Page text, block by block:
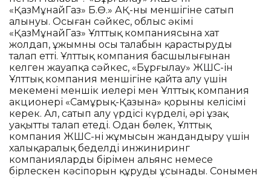
«ҚазМұнайГаз» Б.Ө.» АҚ-ның меншігіне сатып
алынуы. Осыған сәйкес, облыс әкімі
«ҚазМұнайГаз» Ұлттық компаниясына хат
жолдап, ұжымның осы талабын қарастыруды
талап етті. Ұлттық компания басшылығынан
келген жауапқа сәйкес, «Бұрғылау» ЖШС-ін
Ұлттық компания меншігіне қайта алу үшін
мекеменің меншік иелері мен Ұлттық компания
акционері «Самұрық-Қазына» қорының келісімі
керек. Ал, сатып алу үрдісі күрделі, әрі ұзақ
уақытты талап етеді. Одан бөлек, Ұлттық
компания ЖШС-нің жұмысын жандандыру үшін
халықаралық беделді инжиниринг
компаниялардың бірімен альянс немесе
бірлескен кәсіпорын құруды ұсынады. Сонымен